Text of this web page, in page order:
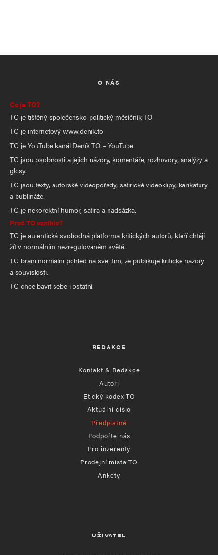
O NÁS
Co je TO?
TO je tištěný společensko-politický měsíčník TO
TO je internetový www.denik.to
TO je YouTube kanál Deník TO – YouTube
TO jsou osobnosti a jejich názory, komentáře, rozhovory, analýzy a
glosy.
TO jsou texty, autorské videopořady, satirické videoklipy, karikatury
a bublináže.
TO je nekorektní humor, satira a nadsázka.
Proč TO vzniklo?
TO je autentická svobodná platforma kritických autorů, kteří chtějí
žít v normálním nezregulovaném světě.
TO brání normální pohled na svět tím, že publikuje kritické názory
a souvislosti.
TO chce bavit sebe i ostatní.
REDAKCE
Kontakt & Redakce
Autoři
Etický kodex TO
Aktuální číslo
Předplatné
Podpořte nás
Pro inzerenty
Prodejní místa TO
Ankety
UŽIVATEL